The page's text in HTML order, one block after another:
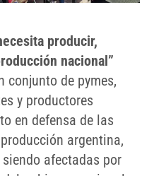
producir,
nacional”
conjunto de pymes,
y productores
en defensa de las
argentina,
afectadas por